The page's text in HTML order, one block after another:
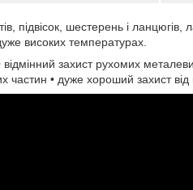
шестерень і ланцюгів,
високих температурах.
захист рухомих
• дуже хороший захист від